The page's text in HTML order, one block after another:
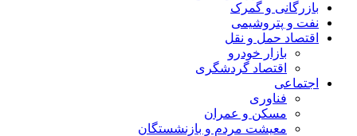
بازرگانی و گمرک
نفت و پتروشیمی
اقتصاد حمل و نقل
بازار خودرو
اقتصاد گردشگری
اجتماعی
فناوری
مسکن و عمران
معیشت مردم و بازنشستگان